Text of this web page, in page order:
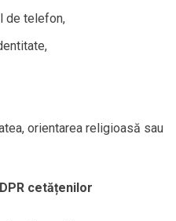
de telefon,
orientarea religioasă sau
cetățenilor